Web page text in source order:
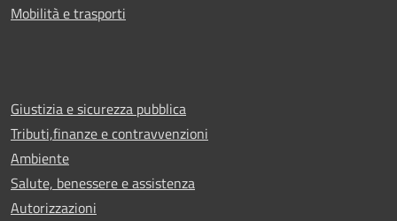
Mobilità e trasporti
Giustizia e sicurezza pubblica
Tributi,finanze e contravvenzioni
Ambiente
Salute, benessere e assistenza
Autorizzazioni